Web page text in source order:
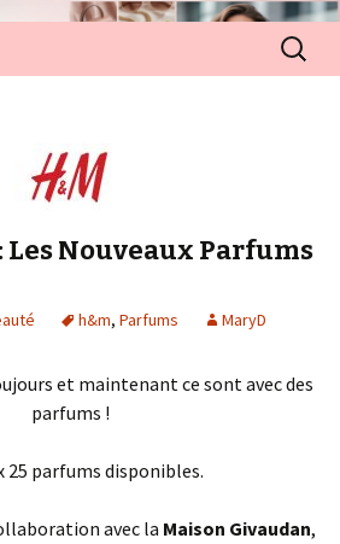
Les Nouveaux Parfums
h&m, Parfums MaryD
et maintenant ce sont avec des
parfums !
25 parfums disponibles.
avec la Maison Givaudan,